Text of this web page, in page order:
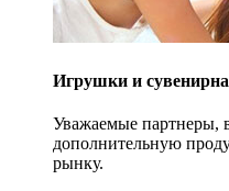
Игрушки и
Уважаемые партнеры,
дополнительную
рынку.